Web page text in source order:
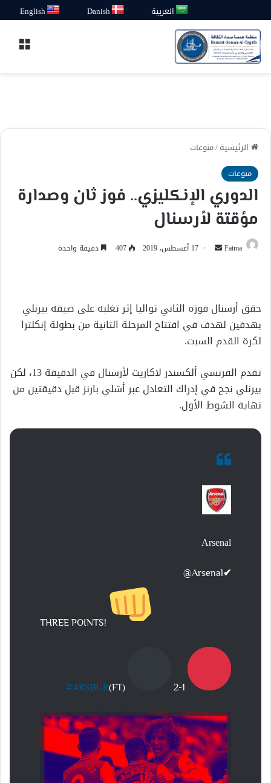
العربية Danish
English
الرئيسية/منوعات
منوعات
الدوري الإنكليزي.. فوز ثان وصدارة
مؤقتة لأرسنال
Fatma
أرسل 17 أغسطس، 2019 407 دقيقة واحدة
حقق أرسنال فوزه الثاني تواليا إثر تغلبه على ضيفه بيرنلي
بهدفين لهدف في افتتاح المرحلة الثانية من بطولة إنكلترا
لكرة القدم السبت.
تقدم الفرنسي ألكسندر لاكازيت لأرسنال في الدقيقة 13، لكن
بيرنلي نجح في إدراك التعادل عبر أشلي بارنز قبل دقيقتين من
نهاية الشوط الأول.
Arsenal
✔
@Arsenal
THREE POINTS!
(FT)
#ARSBUR